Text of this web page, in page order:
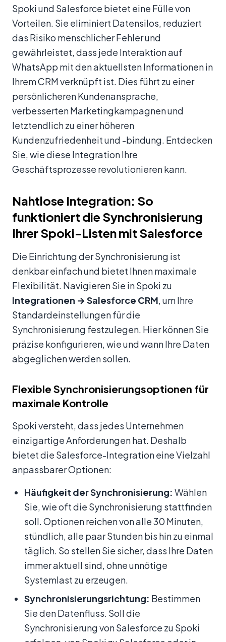
Spoki und Salesforce bietet eine Fülle von
Vorteilen. Sie eliminiert Datensilos, reduziert
das Risiko menschlicher Fehler und
gewährleistet, dass jede Interaktion auf
WhatsApp mit den aktuellsten Informationen in
Ihrem CRM verknüpft ist. Dies führt zu einer
persönlicheren Kundenansprache,
verbesserten Marketingkampagnen und
letztendlich zu einer höheren
Kundenzufriedenheit und -bindung. Entdecken
Sie, wie diese Integration Ihre
Geschäftsprozesse revolutionieren kann.
Nahtlose Integration: So
funktioniert die Synchronisierung
Ihrer Spoki-Listen mit Salesforce
Die Einrichtung der Synchronisierung ist
denkbar einfach und bietet Ihnen maximale
Flexibilität. Navigieren Sie in Spoki zu
Integrationen → Salesforce CRM, um Ihre
Standardeinstellungen für die
Synchronisierung festzulegen. Hier können Sie
präzise konfigurieren, wie und wann Ihre Daten
abgeglichen werden sollen.
Flexible Synchronisierungsoptionen für
maximale Kontrolle
Spoki versteht, dass jedes Unternehmen
einzigartige Anforderungen hat. Deshalb
bietet die Salesforce-Integration eine Vielzahl
anpassbarer Optionen:
Häufigkeit der Synchronisierung: Wählen
Sie, wie oft die Synchronisierung stattfinden
soll. Optionen reichen von alle 30 Minuten,
stündlich, alle paar Stunden bis hin zu einmal
täglich. So stellen Sie sicher, dass Ihre Daten
immer aktuell sind, ohne unnötige
Systemlast zu erzeugen.
Synchronisierungsrichtung: Bestimmen
Sie den Datenfluss. Soll die
Synchronisierung von Salesforce zu Spoki